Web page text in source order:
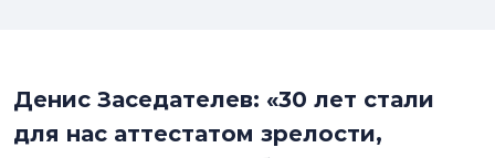
Денис Заседателев: «30 лет стали
для нас аттестатом зрелости,